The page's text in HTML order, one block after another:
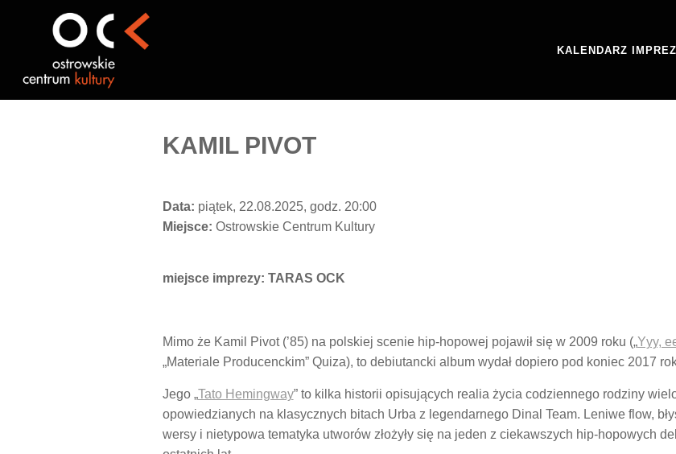
KALENDARZ IMPREZ
KAMIL PIVOT
Data: piątek, 22.08.2025, godz. 20:00
Miejsce: Ostrowskie Centrum Kultury
miejsce imprezy: TARAS OCK
Mimo że Kamil Pivot (’85) na polskiej scenie hip-hopowej pojawił się w 2009 roku („Yyy,
„Materiale Producenckim” Quiza), to debiutancki album wydał dopiero pod koniec 2017
Jego „Tato Hemingway” to kilka historii opisujących realia życia codziennego rodziny
opowiedzianych na klasycznych bitach Urba z legendarnego Dinal Team. Leniwe flow,
wersy i nietypowa tematyka utworów złożyły się na jeden z ciekawszych hip-hopowych